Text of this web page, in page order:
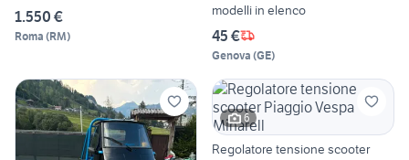
1.550 €
Roma (RM)
modelli in elenco
45 €
Genova (GE)
6
Regolatore tensione scooter